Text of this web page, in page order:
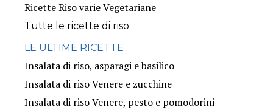
Ricette Riso varie Vegetariane
Tutte le ricette di riso
LE ULTIME RICETTE
Insalata di riso, asparagi e basilico
Insalata di riso Venere e zucchine
Insalata di riso Venere, pesto e pomodorini